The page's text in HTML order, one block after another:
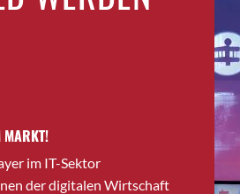
MARKT!
im IT-Sektor
der digitalen Wirtschaft